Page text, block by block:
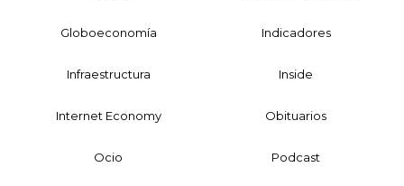
Globoeconomía Indicadores
Infraestructura Inside
Internet Economy Obituarios
Ocio Podcast